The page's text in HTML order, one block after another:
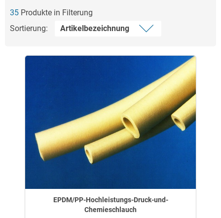
35 Produkte in Filterung
Sortierung:
EPDM/PP-Hochleistungs-Druck-und-
Chemieschlauch